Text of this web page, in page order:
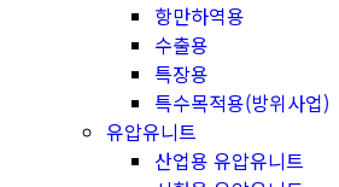
항만하역용
수출용
특장용
특수목적용(방위사업)
유압유니트
산업용 유압유니트